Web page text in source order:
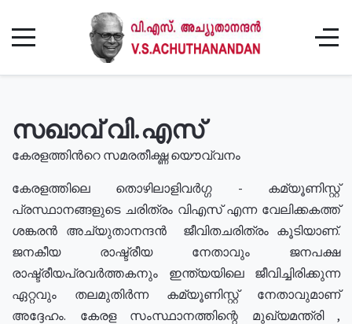
സഖാവ് വി.എസ്
കേരളത്തിൻറെ സമരതീക്ഷ്ണ യൌവ്വനം
കേരളത്തിലെ തൊഴിലാളിവർഗ്ഗ - കമ്യൂണിസ്റ്റ്
പ്രസ്ഥാനങ്ങളുടെ ചരിത്രം വിഎസ് എന്ന വേലിക്കകത്ത്
ശങ്കരൻ അച്യുതാനന്ദൻ ജീവിതചരിത്രം കൂടിയാണ്.
ജനകീയ രാഷ്ട്രീയ നേതാവും ജനപക്ഷ
രാഷ്ട്രീയപ്രവർത്തകനും ഇന്ത്യയിലെ ജീവിച്ചിരിക്കുന്ന
ഏറ്റവും തലമുതിർന്ന കമ്യൂണിസ്റ്റ് നേതാവുമാണ്
അദ്ദേഹം. കേരള സംസ്ഥാനത്തിന്റെ മുഖ്യമന്ത്രി ,